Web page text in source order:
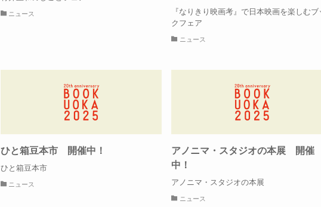
ニュース
『なりきり映画考』で日本映画を楽しむブ
クフェア
ニュース
ひと箱豆本市 開催中！
ひと箱豆本市
ニュース
アノニマ・スタジオの本展 開催
中！
アノニマ・スタジオの本展
ニュース